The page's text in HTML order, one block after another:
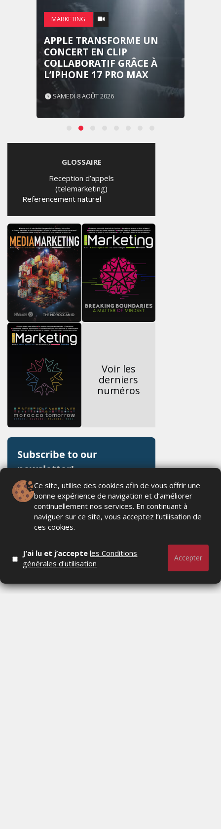
MARKETING
APPLE TRANSFORME UN
CONCERT EN CLIP
COLLABORATIF GRÂCE À
L’IPHONE 17 PRO MAX
SAMEDI 8 AOÛT 2026
GLOSSAIRE
Reception d’appels
(telemarketing)
Referencement naturel
Voir les
derniers
numéros
Ce site, utilise des cookies afin de vous offrir une
bonne expérience de navigation et d’améliorer
continuellement nos services. En continuant à
naviguer sur ce site, vous acceptez l’utilisation de
ces cookies.
J’ai lu et j’accepteles Conditions
générales d'utilisation
Accepter